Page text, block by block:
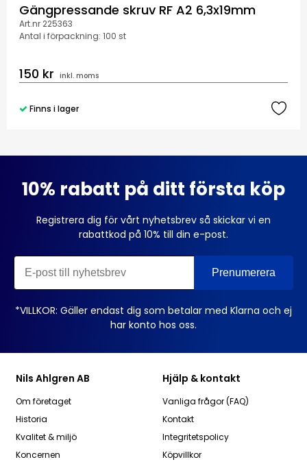
Gängpressande skruv RF A2 6,3x19mm
Art.nr 225363
Antal i förpackning: 100 st
150 kr inkl. moms
Finns i lager
10% rabatt på ditt första köp
Registrera dig för vårt nyhetsbrev så skickar vi en
rabattkod på 10% till din e-post.
*VILLKOR: Gäller endast dig som betalar med Klarna och ej
har konto hos oss.
Nils Ahlgren AB
Om företaget
Historia
Kvalitet & miljö
Koncernen
Hjälp & kontakt
Vanliga frågor (FAQ)
Kontakt
Integritetspolicy
Köpvillkor